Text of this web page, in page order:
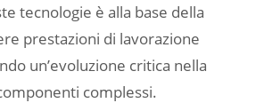
tecnologie è alla base della
prestazioni di lavorazione
un’evoluzione critica nella
complessi.